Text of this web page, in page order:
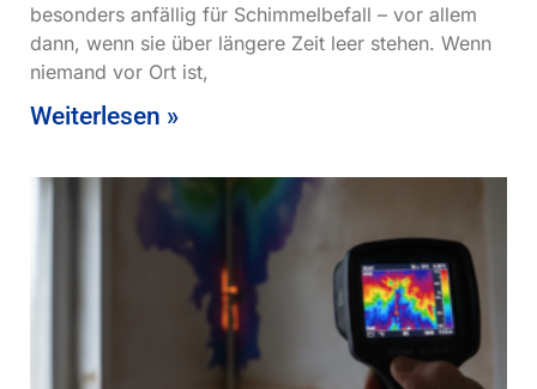
besonders anfällig für Schimmelbefall – vor allem
dann, wenn sie über längere Zeit leer stehen. Wenn
niemand vor Ort ist,
Weiterlesen »